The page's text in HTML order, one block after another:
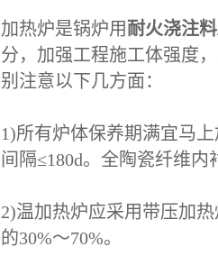
加热炉是锅炉用耐火浇注料
分，加强工程施工体强度
别注意以下几方面：
1)所有炉体保养期满宜马
间隔≤180d。全陶瓷纤维内
2)温加热炉应采用带压加
的30%～70%。